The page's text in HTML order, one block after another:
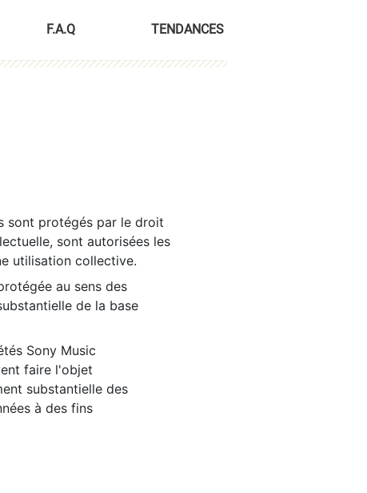
F.A.Q TENDANCES
sont protégés par le droit
sont autorisées les
utilisation collective.
au sens des
de la base
Sony Music
faire l'objet
substantielle des
à des fins